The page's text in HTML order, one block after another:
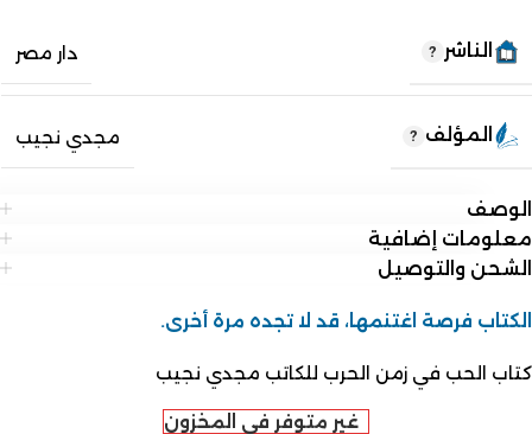
الناشر دار مصر
المؤلف مجدي نجيب
الوصف
معلومات إضافية
الشحن والتوصيل
الكتاب فرصة اغتنمها، قد لا تجده مرة أخرى.
كتاب الحب في زمن الحرب للكاتب مجدي نجيب
غير متوفر في المخزون